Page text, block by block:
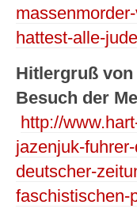
hattest-alle-
Hitlergruß von
Besuch der
http://
jazenjuk-
deutscher-
faschistischen-